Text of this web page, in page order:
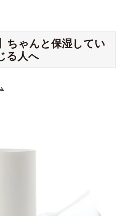
ちゃんと保湿してい
る人へ